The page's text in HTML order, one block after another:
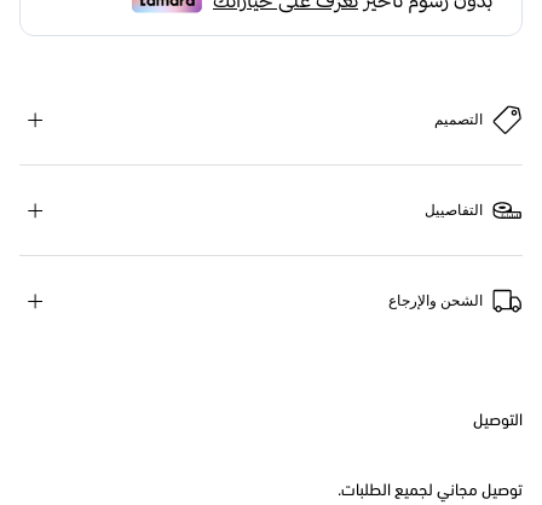
التصميم
التفاصييل
الشحن والإرجاع
التوصيل
توصيل مجاني لجميع الطلبات.